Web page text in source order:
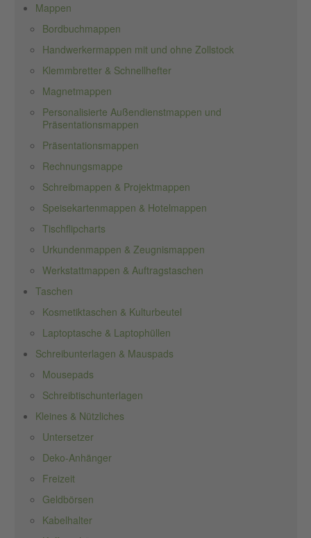
Mappen
Bordbuchmappen
Handwerkermappen mit und ohne Zollstock
Klemmbretter & Schnellhefter
Magnetmappen
Personalisierte Außendienstmappen und
Präsentationsmappen
Präsentationsmappen
Rechnungsmappe
Schreibmappen & Projektmappen
Speisekartenmappen & Hotelmappen
Tischflipcharts
Urkundenmappen & Zeugnismappen
Werkstattmappen & Auftragstaschen
Taschen
Kosmetiktaschen & Kulturbeutel
Laptoptasche & Laptophüllen
Schreibunterlagen & Mauspads
Mousepads
Schreibtischunterlagen
Kleines & Nützliches
Untersetzer
Deko-Anhänger
Freizeit
Geldbörsen
Kabelhalter